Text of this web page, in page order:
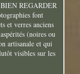
REGARDER
font
et verres anciens
(noires ou
artisanale et qui
visibles sur les